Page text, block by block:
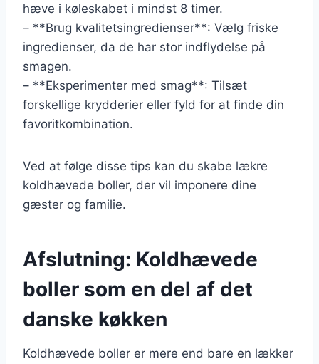
hæve i køleskabet i mindst 8 timer.
– **Brug kvalitetsingredienser**: Vælg friske
ingredienser, da de har stor indflydelse på
smagen.
– **Eksperimenter med smag**: Tilsæt
forskellige krydderier eller fyld for at finde din
favoritkombination.
Ved at følge disse tips kan du skabe lækre
koldhævede boller, der vil imponere dine
gæster og familie.
Afslutning: Koldhævede
boller som en del af det
danske køkken
Koldhævede boller er mere end bare en lækker